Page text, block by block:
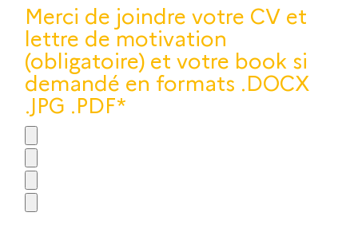
Merci de joindre votre CV et
lettre de motivation
(obligatoire) et votre book si
demandé en formats .DOCX
.JPG .PDF*